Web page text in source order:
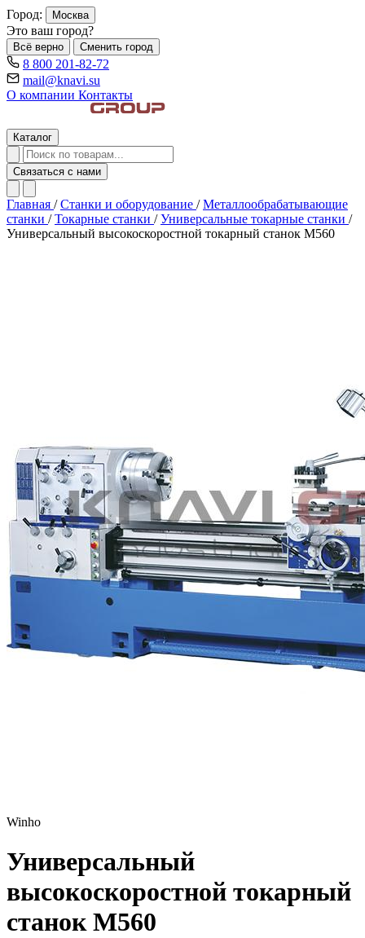
Город: Москва
Это ваш город?
Всё верно Сменить город
8 800 201-82-72
mail@knavi.su
О компании Контакты
Каталог
Связаться с нами
Главная / Станки и оборудование / Металлообрабатывающие
станки / Токарные станки / Универсальные токарные станки /
Универсальный высокоскоростной токарный станок M560
Winho
Универсальный
высокоскоростной токарный
станок M560